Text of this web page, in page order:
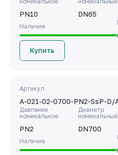
PN10 DN65
Наличие
Купить
Артикул
A-021-02-0700-PN2-SsP-D/
Давление
номинальное
PN2
Диаметр
номинальный
DN700
Наличие